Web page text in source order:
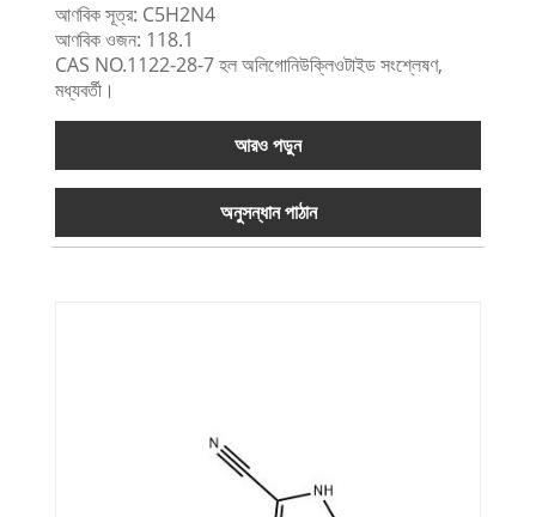
আণবিক সূত্র: C5H2N4
আণবিক ওজন: 118.1
CAS NO.1122-28-7 হল অলিগোনিউক্লিওটাইড সংশ্লেষণ,
মধ্যবর্তী।
আরও পড়ুন
অনুসন্ধান পাঠান